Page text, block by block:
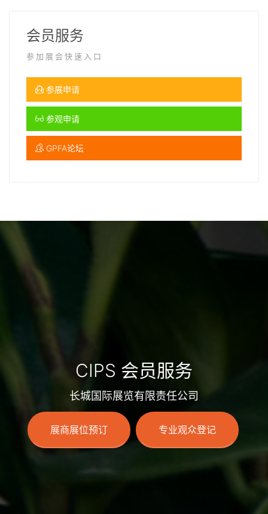
会员服务
参加展会快速入口
参展申请
参观申请
GPFA论坛
CIPS 会员服务
长城国际展览有限责任公司
展商展位预订 专业观众登记